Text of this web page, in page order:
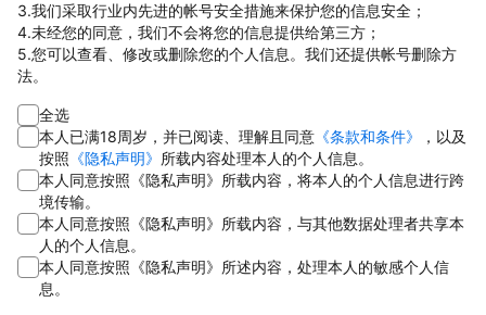
3.我们采取行业内先进的帐号安全措施来保护您的信息安全；
4.未经您的同意，我们不会将您的信息提供给第三方；
5.您可以查看、修改或删除您的个人信息。我们还提供帐号删除方
法。
全选
本人已满18周岁，并已阅读、理解且同意 《条款和条件》
，以及
按照 《隐私声明》 所载内容处理本人的个人信息。
本人同意按照《隐私声明》所载内容，将本人的个人信息进行跨
境传输。
本人同意按照《隐私声明》所载内容，与其他数据处理者共享本
人的个人信息。
本人同意按照《隐私声明》所述内容，处理本人的敏感个人信
息。